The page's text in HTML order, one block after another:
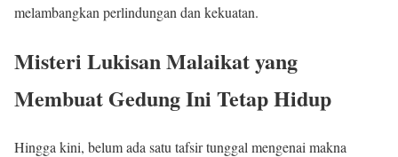
melambangkan perlindungan dan kekuatan.
Misteri Lukisan Malaikat yang
Membuat Gedung Ini Tetap Hidup
Hingga kini, belum ada satu tafsir tunggal mengenai makna